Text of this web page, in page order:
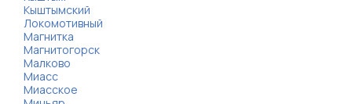
Кыштымский
Локомотивный
Магнитка
Магнитогорск
Малково
Миасс
Миасское